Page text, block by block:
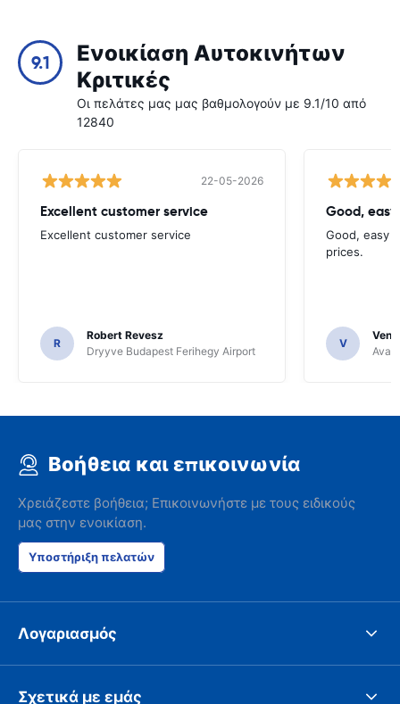
9.1
Ενοικίαση Αυτοκινήτων
Κριτικές
Οι πελάτες μας μας βαθμολογούν με 9.1/10 από
12840
22-05-2026
Excellent customer service
Excellent customer service
R
Robert Revesz
Dryyve Budapest Ferihegy Airport
Good,
Good, easy
prices.
V
Βοήθεια και επικοινωνία
Χρειάζεστε βοήθεια; Επικοινωνήστε με τους ειδικούς
μας στην ενοικίαση.
Υποστήριξη πελατών
Λογαριασμός
Σχετικά με εμάς